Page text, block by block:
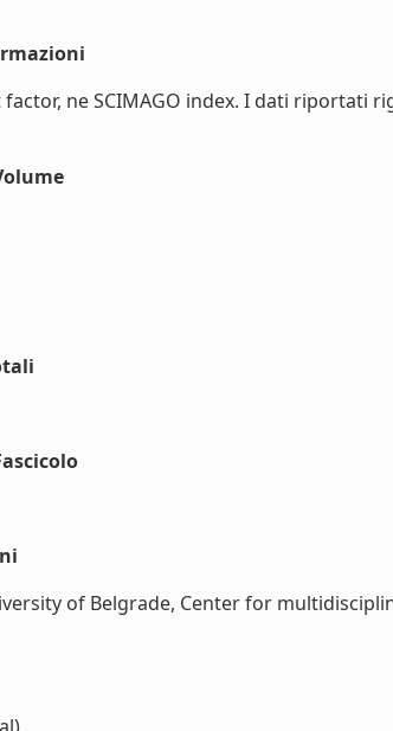
ne SCIMAGO index. I dati riportati
of Belgrade, Center for